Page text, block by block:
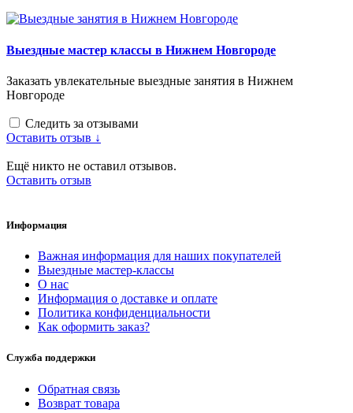
Выездные мастер классы в Нижнем Новгороде
Заказать увлекательные выездные занятия в Нижнем
Новгороде
Следить за отзывами
Оставить отзыв ↓
Ещё никто не оставил отзывов.
Оставить отзыв
Информация
Важная информация для наших покупателей
Выездные мастер-классы
О нас
Информация о доставке и оплате
Политика конфиденциальности
Как оформить заказ?
Служба поддержки
Обратная связь
Возврат товара